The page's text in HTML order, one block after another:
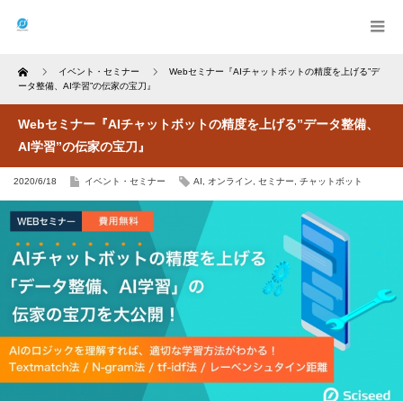
Home イベント・セミナー
Webセミナー『AIチャットボットの精度を上げる”デ
ータ整備、AI学習”の伝家の宝刀』
Webセミナー『AIチャットボットの精度を上げる”データ整備、
AI学習”の伝家の宝刀』
2020/6/18 イベント・セミナー AI オンライン セミナー チャットボット